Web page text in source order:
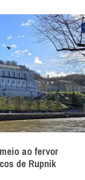
ao fervor
de Rupnik